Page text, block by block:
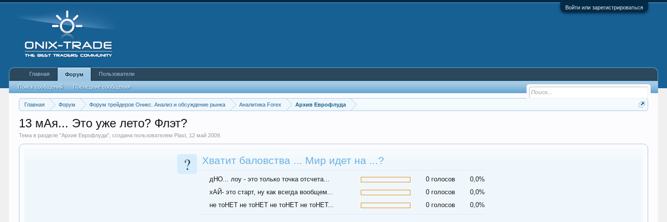
Войти или зарегистрироваться
Главная Форум Форум трейдеров Оникс. Анализ и обсуждение рынка Аналитика Forex Архив Еврофлуда
13 мАя... Это уже лето? Флэт?
Тема в разделе "Архив Еврофлуда", создана пользователем Plast 12 май 2009
? Хватит баловства ... Мир идет на ...?
дНО... лоу - это только точка отсчета... 0 голосов
0,0%
хАЙ- это старт, ну как всегда вообщем...
0 голосов
0,0%
не тоНЕТ не тоНЕТ не тоНЕТ не тоНЕТ...
0 голосов 0,0%
Главная Форум
Поиск сообщений Последние сообщения
Пользователи